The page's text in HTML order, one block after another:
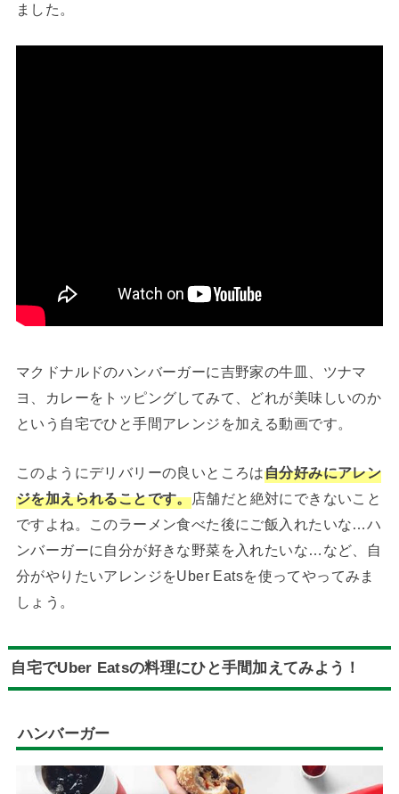
ました。
マクドナルドのハンバーガーに吉野家の牛皿、ツナマ
ヨ、カレーをトッピングしてみて、どれが美味しいのか
という自宅でひと手間アレンジを加える動画です。
このようにデリバリーの良いところは自分好みにアレン
ジを加えられることです。店舗だと絶対にできないこと
ですよね。このラーメン食べた後にご飯入れたいな…ハ
ンバーガーに自分が好きな野菜を入れたいな…など、自
分がやりたいアレンジをUber Eatsを使ってやってみま
しょう。
自宅でUber Eatsの料理にひと手間加えてみよう！
ハンバーガー